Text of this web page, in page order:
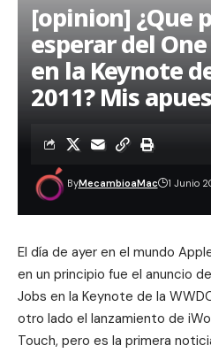
[opinion] ¿Que
esperar del
en la Keynote
2011? Mis
ByMecambioaMac 1 Junio
El día de ayer en el mundo
en un principio fue el anuncio
Jobs en la Keynote de la
otro lado el lanzamiento de
Touch, pero es la primera